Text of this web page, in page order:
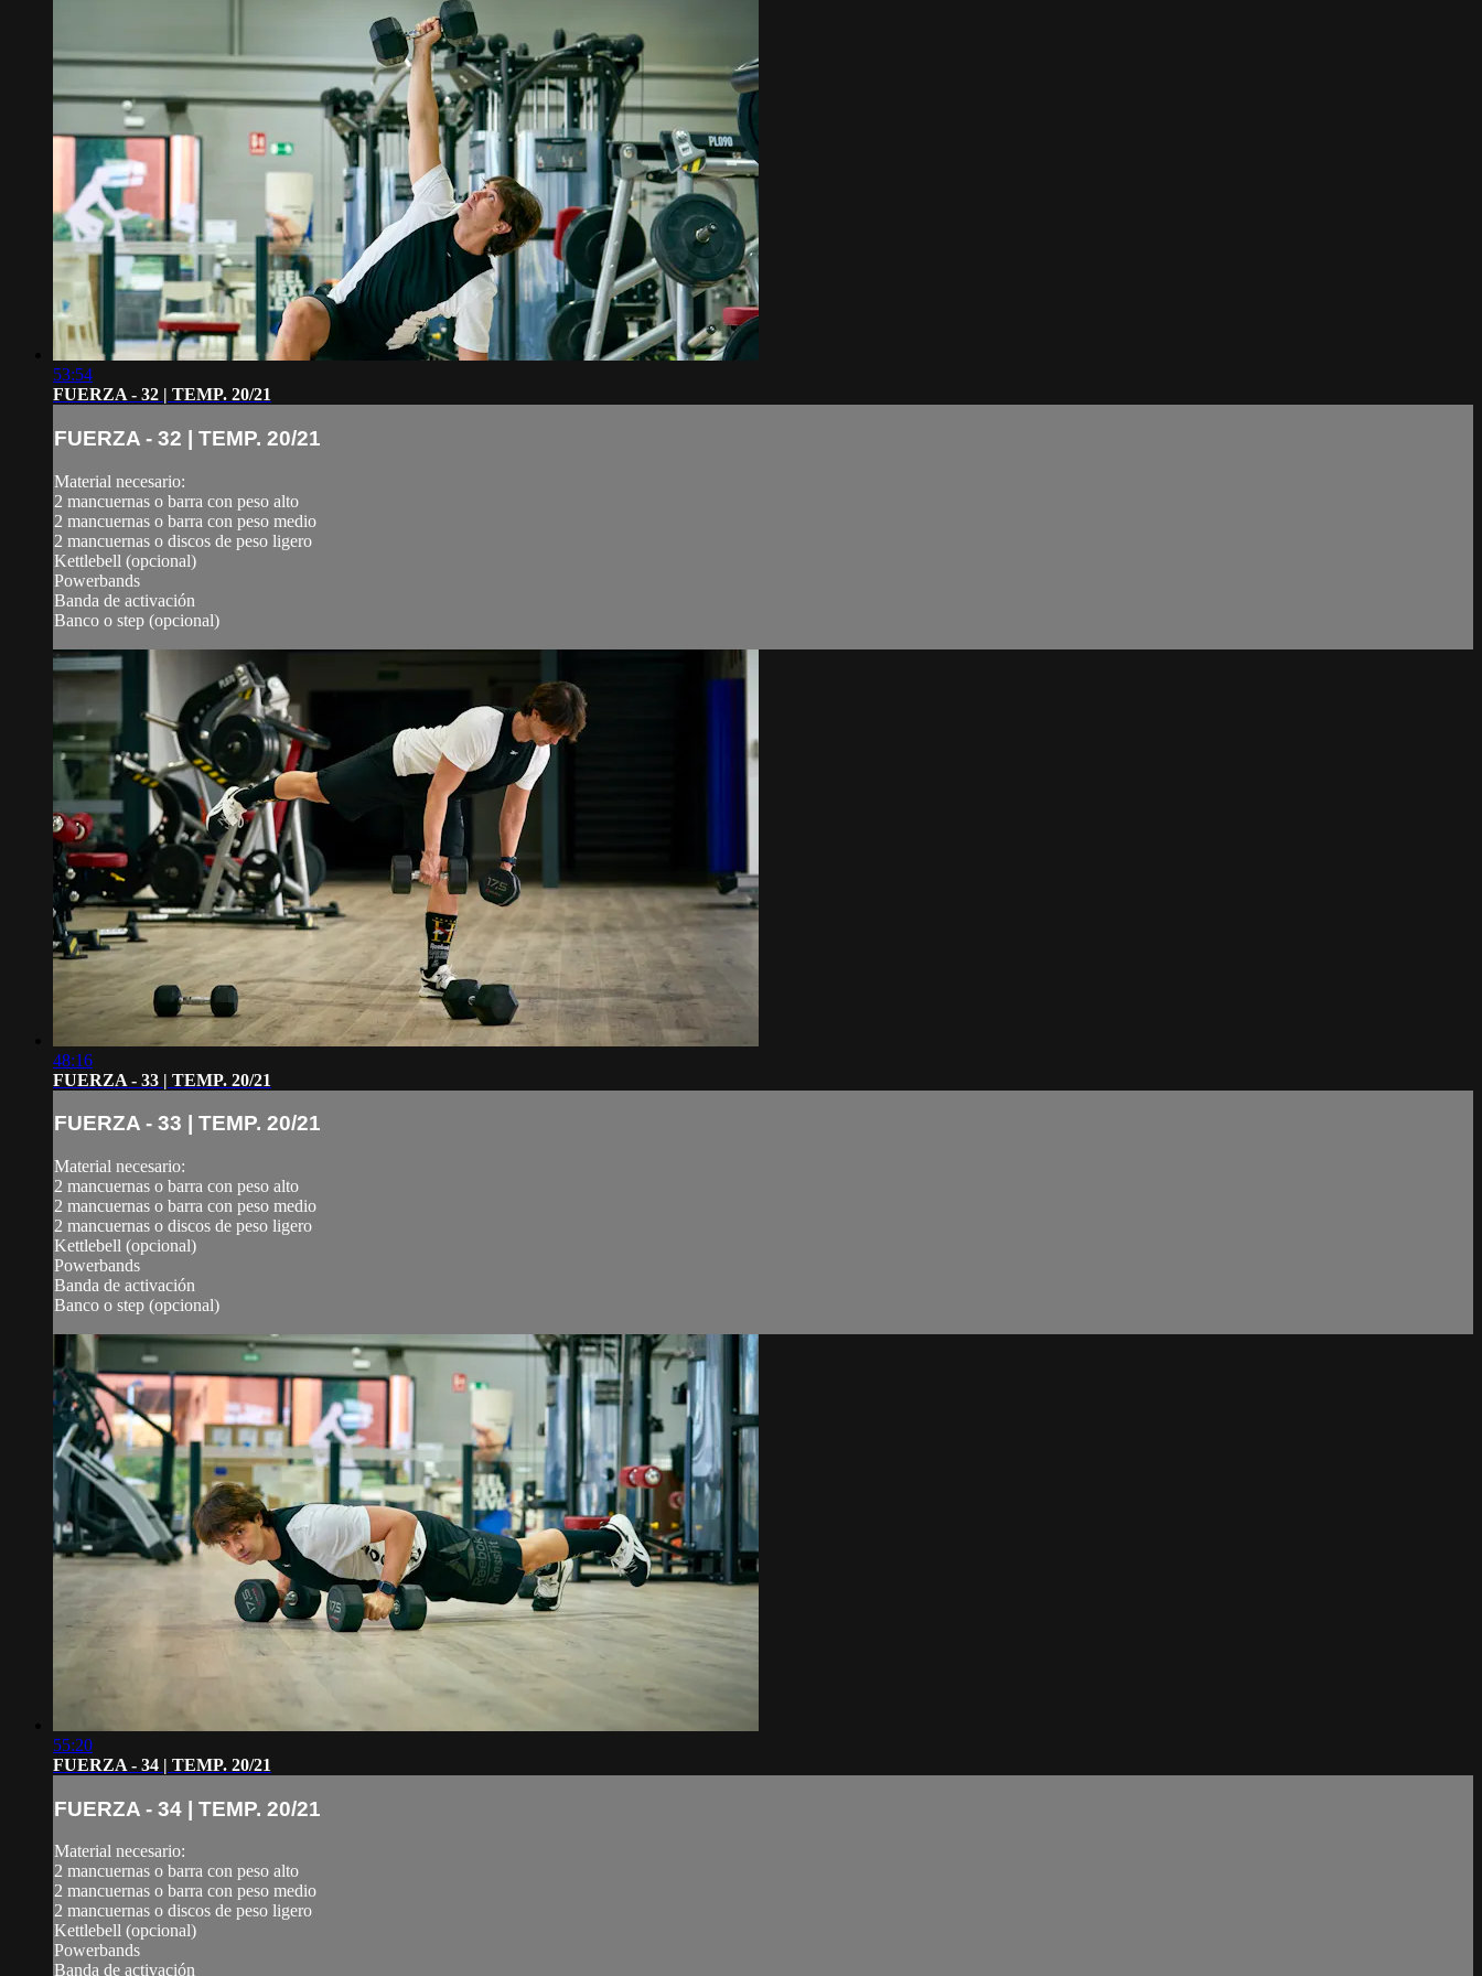
53:54
FUERZA - 32 | TEMP. 20/21
FUERZA - 32 | TEMP. 20/21
Material necesario:
2 mancuernas o barra con peso alto
2 mancuernas o barra con peso medio
2 mancuernas o discos de peso ligero
Kettlebell (opcional)
Powerbands
Banda de activación
Banco o step (opcional)
48:16
FUERZA - 33 | TEMP. 20/21
FUERZA - 33 | TEMP. 20/21
Material necesario:
2 mancuernas o barra con peso alto
2 mancuernas o barra con peso medio
2 mancuernas o discos de peso ligero
Kettlebell (opcional)
Powerbands
Banda de activación
Banco o step (opcional)
55:20
FUERZA - 34 | TEMP. 20/21
FUERZA - 34 | TEMP. 20/21
Material necesario:
2 mancuernas o barra con peso alto
2 mancuernas o barra con peso medio
2 mancuernas o discos de peso ligero
Kettlebell (opcional)
Powerbands
Banda de activación